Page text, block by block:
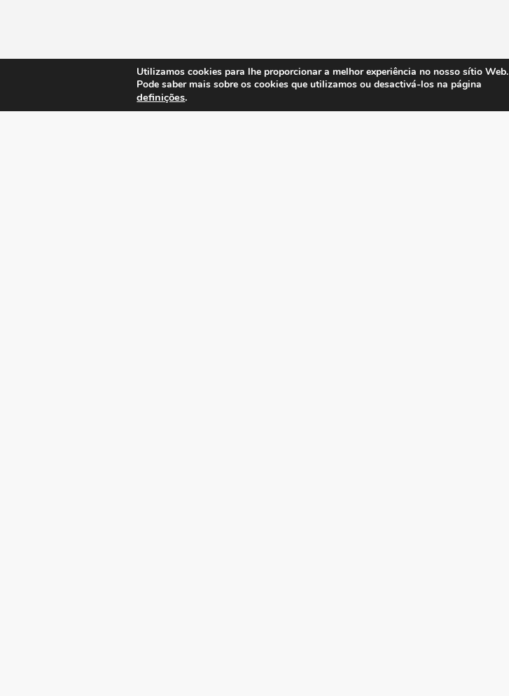
Utilizamos cookies para lhe proporcionar a melhor experiência no nosso sítio Web.
Pode saber mais sobre os cookies que utilizamos ou desactivá-los na página
definições.